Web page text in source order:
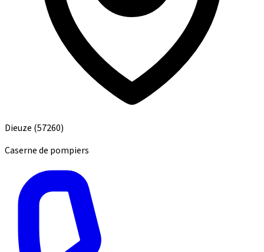
Dieuze (57260)
Caserne de pompiers